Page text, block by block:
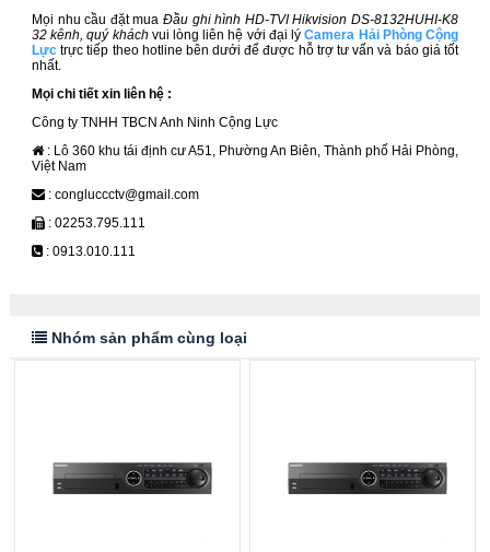
Mọi nhu cầu đặt mua Đầu ghi hình HD-TVI Hikvision DS-8132HUHI-K8
32​​ kênh, quý khách vui lòng liên hệ với đại lýCamera Hải Phòng Cộng
Lực trực tiếp theo hotline bên dưới để được hỗ trợ tư vấn và báo giá tốt
nhất.
Mọi chi tiết xin liên hệ :
Công ty TNHH TBCN Anh Ninh Cộng Lực
: Lô 360 khu tái định cư A51, Phường An Biên, Thành phố Hải Phòng,
Việt Nam
: congluccctv@gmail.com
: 02253.795.111
: 0913.010.111
Nhóm sản phẩm cùng loại